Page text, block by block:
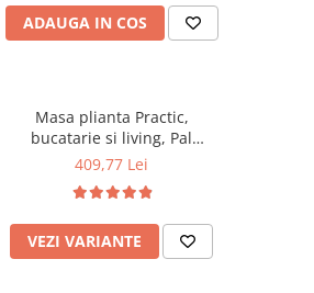
ADAUGA IN COS
Masa plianta Practic,
bucatarie si living, Pal
Melaminat, insertii lemn
rotunjite, 120x74x75 cm, nuc
409,77 Lei
VEZI VARIANTE